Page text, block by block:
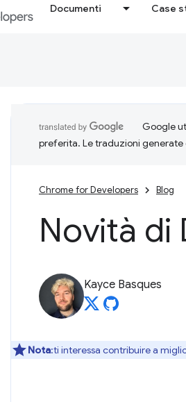
Documenti Case
Google
preferita. Le traduzioni
Chrome for Developers Blog
Novità di
Kayce Basques
Nota:ti interessa contribuire a